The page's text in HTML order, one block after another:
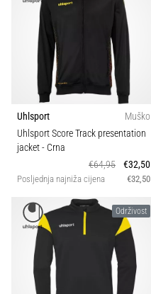
Uhlsport
Muško
Uhlsport Score Track presentation
jacket- Crna
€64,95
€32,50
Posljednja najniža cijena €32,50
Održivost